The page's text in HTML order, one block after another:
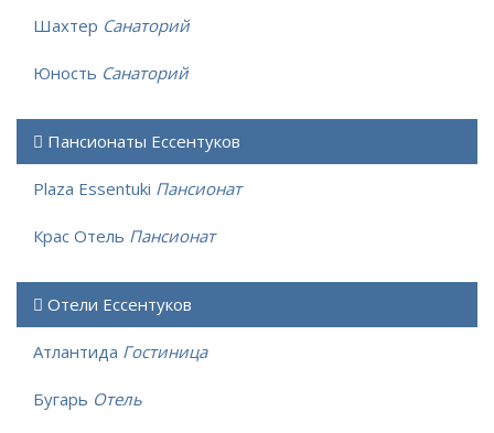
Шахтер Санаторий
Юность Санаторий
Пансионаты Ессентуков
Plaza Essentuki Пансионат
Крас Отель Пансионат
Отели Ессентуков
Атлантида Гостиница
Бугарь Отель